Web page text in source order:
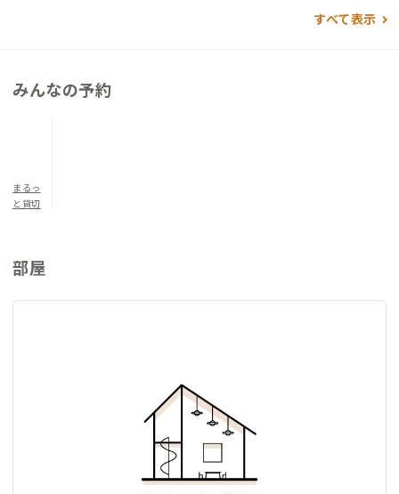
無料Wi-Fiとエアコンを備え、室内はシンプルで清潔感のあるつ
▼寝室について
すべて表示
みんなの予約
まるっ
と貸切
部屋